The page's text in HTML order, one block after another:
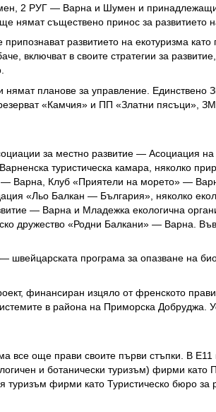
2 РУГ — Варна и Шумен и
нямат съществено принос за развитието
развитието на екотуризма
включват в своите стратегии за
нямат планове за управление.
«Камчия» и ПП «Златни пясъци»,
за местно развитие — Асоциация
туристическа камара, няколко
Варна, Клуб «Приятели на морето» —
«Льо Балкан — България», няколко
— Варна и Младежка екологична
дружество «Родни Балкани» — Варна.
швейцарската програма за опазване на
финансиран изцяло от френското
в района на Приморска Добруджа.
все още прави своите първи стъпки. В
и ботанически туризъм) фирми
фирми като Туристическо бюро за